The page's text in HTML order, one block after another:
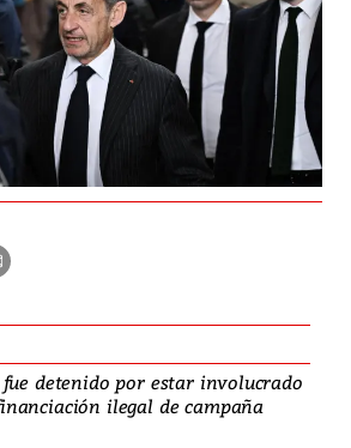
detenido por estar involucrado
ilegal de campaña